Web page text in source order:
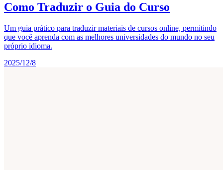
Como Traduzir o Guia do Curso
Um guia prático para traduzir materiais de cursos online, permitindo
que você aprenda com as melhores universidades do mundo no seu
próprio idioma.
2025/12/8